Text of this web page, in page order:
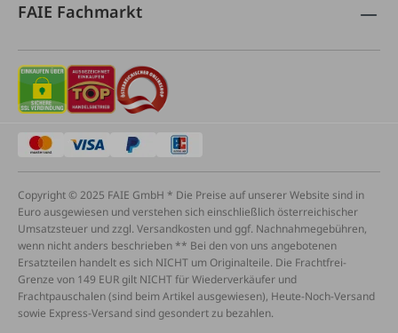
FAIE Fachmarkt
Copyright © 2025 FAIE GmbH * Die Preise auf unserer Website sind in
Euro ausgewiesen und verstehen sich einschließlich österreichischer
Umsatzsteuer und zzgl. Versandkosten und ggf. Nachnahmegebühren,
wenn nicht anders beschrieben ** Bei den von uns angebotenen
Ersatzteilen handelt es sich NICHT um Originalteile. Die Frachtfrei-
Grenze von 149 EUR gilt NICHT für Wiederverkäufer und
Frachtpauschalen (sind beim Artikel ausgewiesen), Heute-Noch-Versand
sowie Express-Versand sind gesondert zu bezahlen.